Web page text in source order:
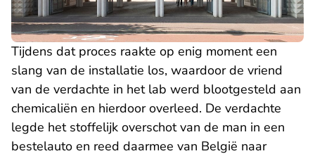
Tijdens dat proces raakte op enig moment een
slang van de installatie los, waardoor de vriend
van de verdachte in het lab werd blootgesteld aan
chemicaliën en hierdoor overleed. De verdachte
legde het stoffelijk overschot van de man in een
bestelauto en reed daarmee van België naar